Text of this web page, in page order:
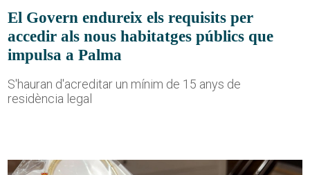
El Govern endureix els requisits per
accedir als nous habitatges públics que
impulsa a Palma
S'hauran d'acreditar un mínim de 15 anys de
residència legal